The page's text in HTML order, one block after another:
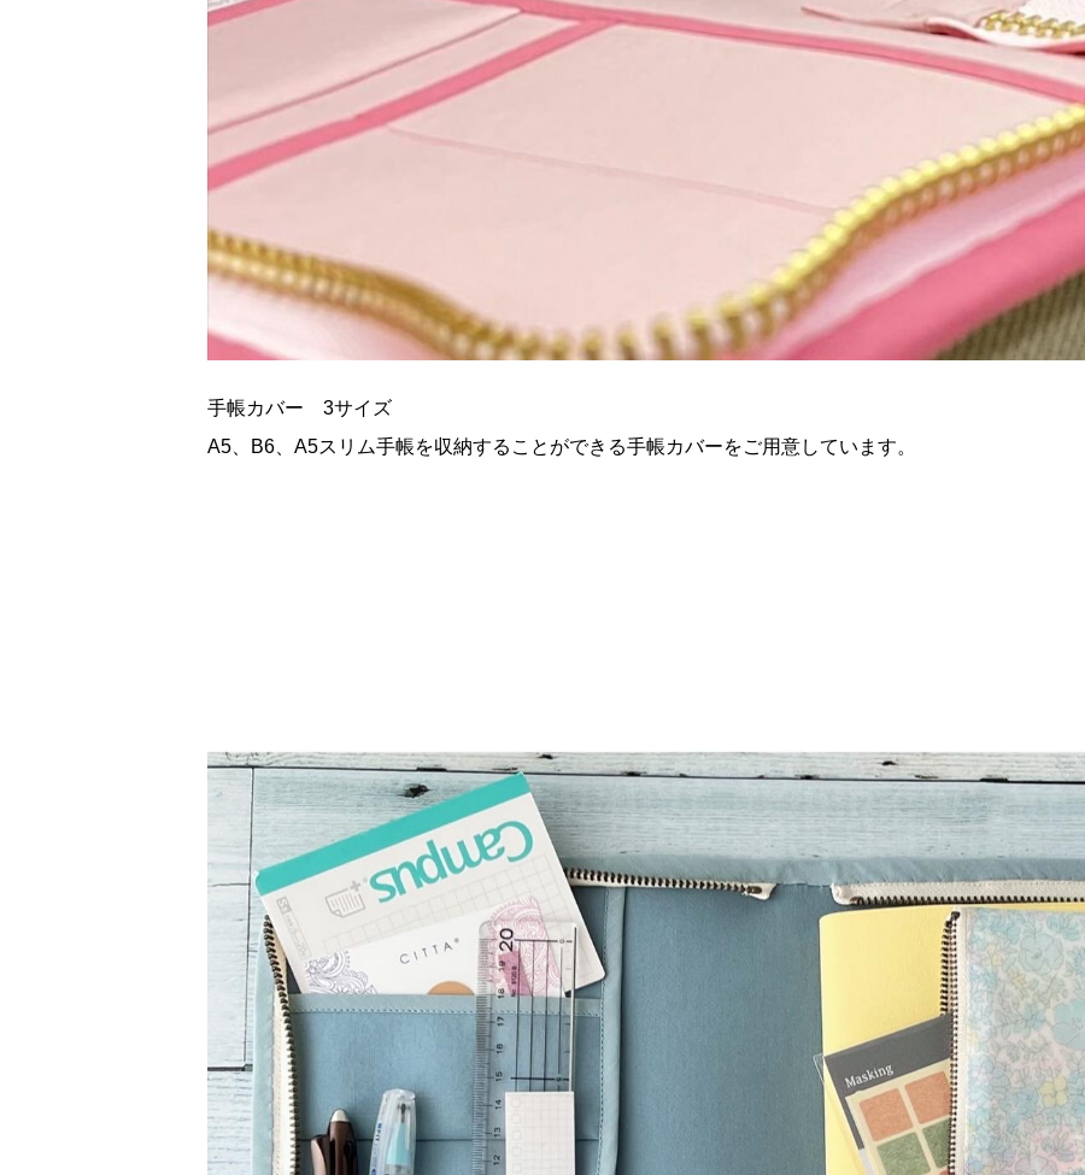
手帳カバー 3サイズ
A5、B6、A5スリム手帳を収納することができる手帳カバーをご用意しています。